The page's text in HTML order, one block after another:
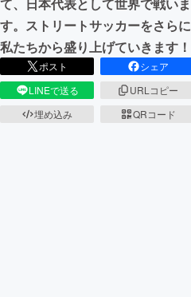
す。ストリートサッカーをさらに
私たちから盛り上げていきます！
ポスト
シェア
LINEで送る
URLコピー
埋め込み
QRコード